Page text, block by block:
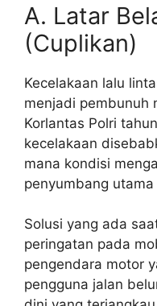
A. Latar
(Cuplikan)
Kecelakaan lalu
menjadi pembunuh
Korlantas Polri
kecelakaan
mana kondisi
penyumbang
Solusi yang ada
peringatan pada
pengendara motor
pengguna jalan